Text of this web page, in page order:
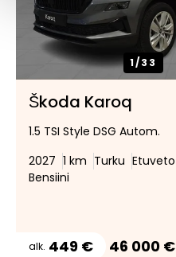
1/33
Škoda Karoq
1.5 TSI Style DSG Autom.
2027 1 km Turku Etuveto
Bensiini
alk. 449 € 46 000 €